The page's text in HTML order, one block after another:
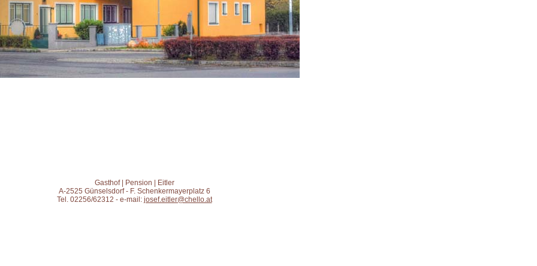
Gasthof | Pension | Eitler
A-2525 Günselsdorf - F. Schenkermayerplatz 6
Tel. 02256/62312 - e-mail: josef.eitler@chello.at